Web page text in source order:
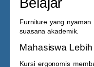
Furniture yang
suasana akademik.
Mahasiswa
Kursi ergonomis